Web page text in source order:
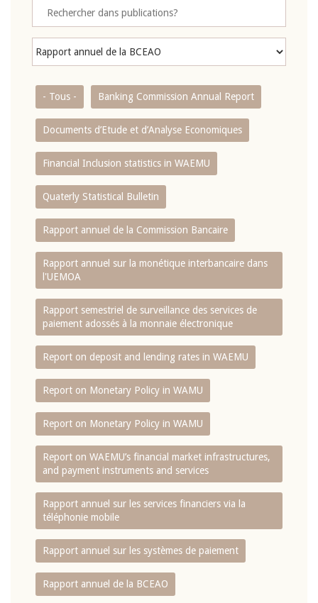
- Tous - Banking Commission Annual Report
Documents d’Etude et d’Analyse Economiques
Financial Inclusion statistics in WAEMU
Quaterly Statistical Bulletin
Rapport annuel de la Commission Bancaire
Rapport annuel sur la monétique interbancaire dans
l'UEMOA
Rapport semestriel de surveillance des services de
paiement adossés à la monnaie électronique
Report on deposit and lending rates in WAEMU
Report on Monetary Policy in WAMU
Report on Monetary Policy in WAMU
Report on WAEMU’s financial market infrastructures,
and payment instruments and services
Rapport annuel sur les services financiers via la
téléphonie mobile
Rapport annuel sur les systèmes de paiement
Rapport annuel de la BCEAO